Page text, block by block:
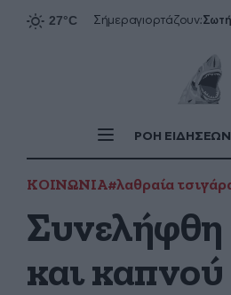
Σήμεραγιορτάζουν:
ΡΟΗ ΕΙΔΗΣΕΩΝ
ΚΟΙΝΩΝΙΑ#λαθραία
Συνελήφθη
και καπνού